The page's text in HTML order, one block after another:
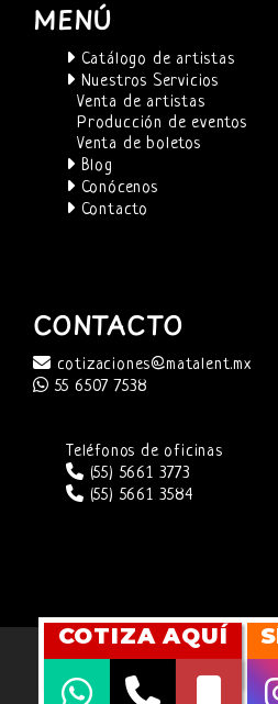
MENÚ
Catálogo de artistas
Nuestros Servicios
Venta de artistas
Producción de eventos
Venta de boletos
Blog
Conócenos
Contacto
CONTACTO
cotizaciones@matalent.mx
55 6507 7538
Teléfonos de oficinas
(55) 5661 3773
(55) 5661 3584
SITIO WEB
COTIZA AQUÍ